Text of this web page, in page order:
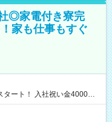
◎家電付き寮完
家も仕事もすぐ
ート！ 入社祝い金4000円